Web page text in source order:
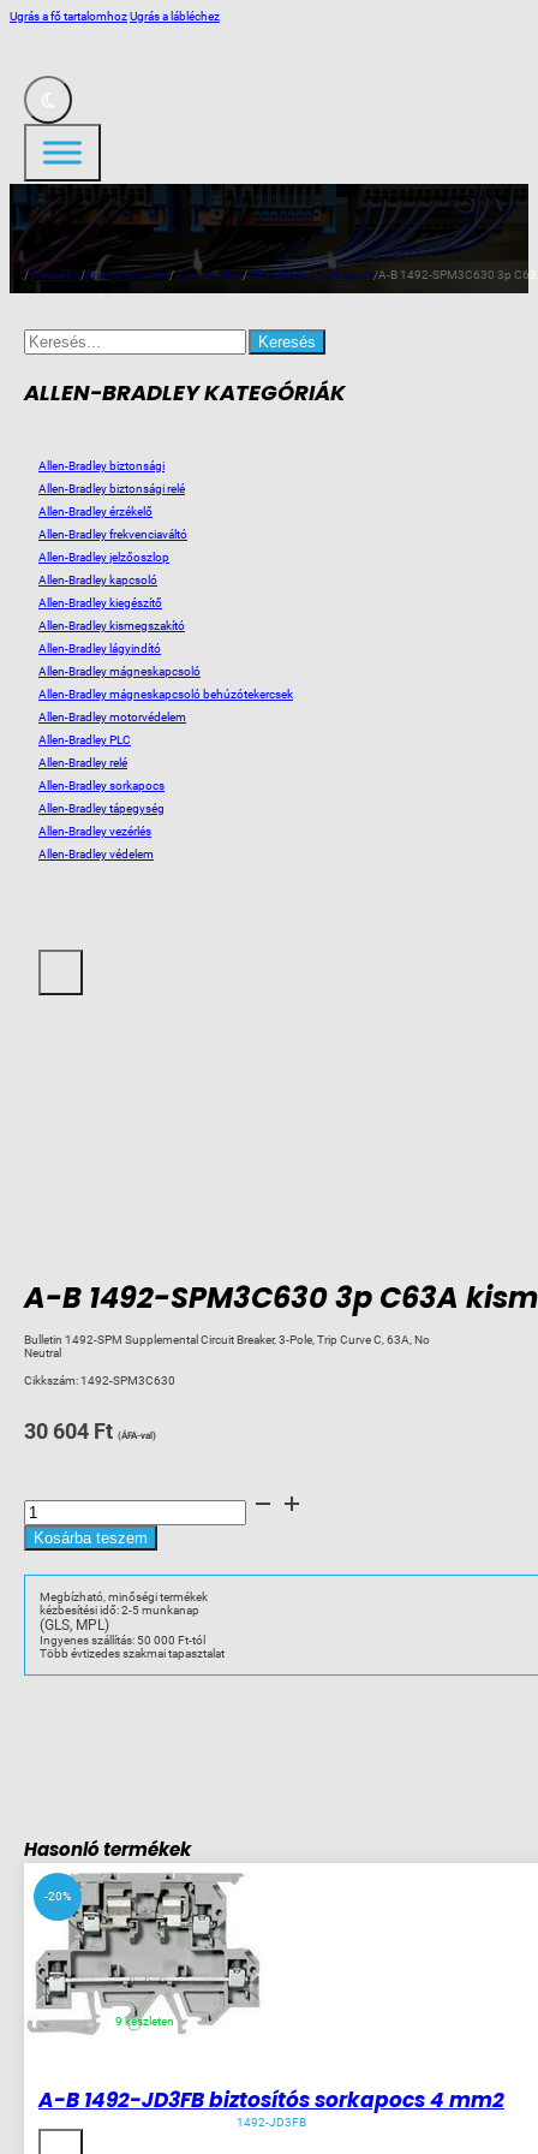
Ugrás a fő tartalomhozUgrás a lábléchez
/Webshop/Ipari automatika/Allen-Bradley/Allen-Bradley sorkapocs/A-B 1492-SPM3C630 3p
Search
for:
ALLEN-BRADLEY KATEGÓRIÁK
Allen-Bradley biztonsági
Allen-Bradley biztonsági relé
Allen-Bradley érzékelő
Allen-Bradley frekvenciaváltó
Allen-Bradley jelzőoszlop
Allen-Bradley kapcsoló
Allen-Bradley kiegészítő
Allen-Bradley kismegszakító
Allen-Bradley lágyindító
Allen-Bradley mágneskapcsoló
Allen-Bradley mágneskapcsoló behúzótekercsek
Allen-Bradley motorvédelem
Allen-Bradley PLC
Allen-Bradley relé
Allen-Bradley sorkapocs
Allen-Bradley tápegység
Allen-Bradley vezérlés
Allen-Bradley védelem
A-B 1492-SPM3C630 3p C63A
Bulletin 1492-SPM Supplemental Circuit Breaker, 3-Pole, Trip Curve C, 63A, No
Neutral
Cikkszám:1492-SPM3C630
30 604 Ft (ÁFA-val)
1492-
SPM3C630
3p
kismegszakító
mennyiség
Kosárba teszem
Megbízható, minőségi termékek
kézbesítési idő: 2-5 munkanap
(GLS, MPL)
Ingyenes szállítás: 50 000 Ft-tól
Több évtizedes szakmai tapasztalat
Hasonló termékek
9 készleten
-20%
A-B 1492-JD3FB biztosítós sorkapocs 4 mm2
1492-JD3FB